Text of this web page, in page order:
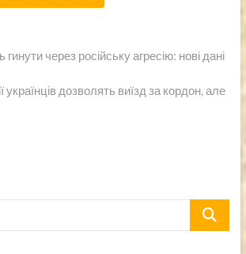
через російську агресію: нові дані
українців дозволять виїзд за кордон, але
Пошук